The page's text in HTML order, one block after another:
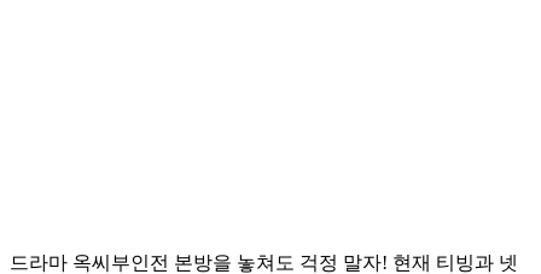
드라마 옥씨부인전 본방을 놓쳐도 걱정 말자! 현재 티빙과 넷